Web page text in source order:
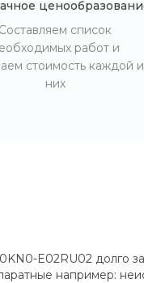
Составляем список
работ и
стоимость каждой
них
E02RU02 долго
например: